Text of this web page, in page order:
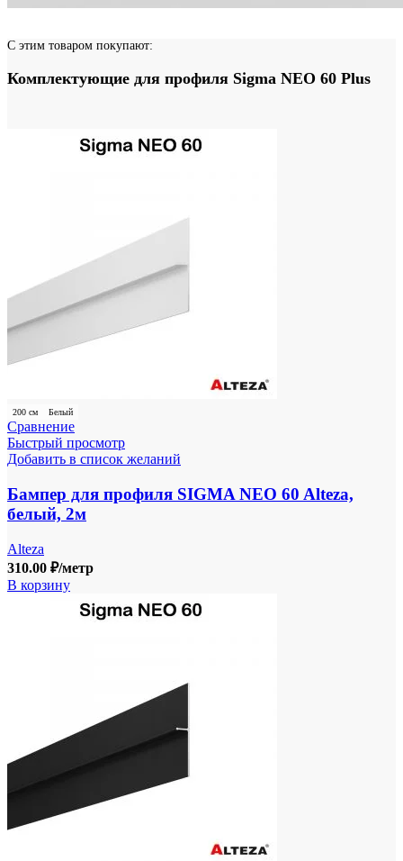
С этим товаром покупают:
Комплектующие для профиля Sigma NEO 60 Plus
200 см Белый
Сравнение
Быстрый просмотр
Добавить в список желаний
Бампер для профиля SIGMA NEO 60 Alteza,
белый, 2м
Alteza
310.00 ₽/метр
В корзину